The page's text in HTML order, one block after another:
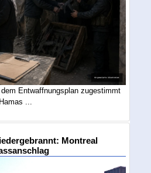
Entwaffnungsplan zugestimmt
...
Montreal